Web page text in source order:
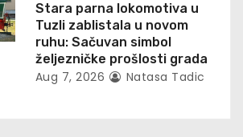
Stara parna lokomotiva u
Tuzli zablistala u novom
ruhu: Sačuvan simbol
željezničke prošlosti grada
Aug 7, 2026 Natasa Tadic